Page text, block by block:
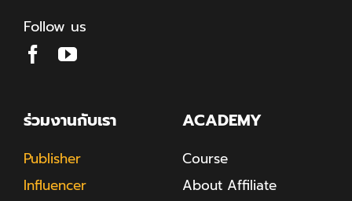
Follow us
ร่วมงานกับเรา
Publisher
Influencer
ACADEMY
Course
About Affiliate